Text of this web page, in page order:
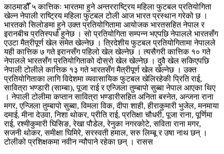
काठमाडौँ ५ कात्तिकः भारतमा हुने अन्तरराष्ट्रिय महिला फुटबल प्रतियोगिता
खेल्न नेपाली राष्ट्रिय महिला फुटबल टोली आज भारत प्रस्थान गरेको छ ।
भारतको सिलोङमा हुने उक्त प्रतियोगितामा आयोजक भारतसहित नेपाल र
इरानबीच प्रतिस्पर्धा हुनेछ । सो प्रतियोगिता सम्पन्न भएपछि नेपालले भारतसँग
एउटा मैत्रीपूर्ण खेल समेत खेल्नेछ । त्रिदेशीय फुटबल प्रतियोगितामा नेपालले
यही कात्तिक ७ गते इरानसँग पहिलो खेल खेल्नेछ । त्यसैगरी कात्तिक १० गते
नेपालले भारतसँग प्रतियोगिताको दोस्रो खेल खेल्नेछ । दुवै खेल सकिएपछि
नेपाली टोलीले कात्तिक १३ गते भारतसँग मैत्रीपूर्ण खेल खेल्नेछ । उक्त
प्रतियोगिताका लागि विदेशमा व्यवासायिक फुटबल खेलिरहेकी प्रिति राई,
सावित्रा भण्डारी (साम्बा), पूजा राई र एन्जिला तुम्बापो सुब्बा नेपाल आएका थिए
। नेपाली टोलीमा कप्तान सावित्रा भण्डारीसहित अनिता बस्नेत, अन्जना राना
मगर, एन्जिला तुम्बापो सुब्बा, विमला विक, दीपा शाही, हीराकुमारी भुजेल, मनमाया
दमाई, मीना देउवा, निशा थोकर, प्रीति राई, प्रतिक्षा चौधरी, पूजा राना, पूर्णिमा
राई, रश्मीकुमारी घिसिङ, रेखा पौडेल, रेनुका नगरकोटे, सविता राना मगर,
सजनी थोकर, समीक्षा घिमिरे, सरस्वती हमाल, सरु लिम्बू र उषा नाथ छन् ।
टोलीको प्रशिक्षकमा नवीन न्यौपाने रहेका छन् । रासस